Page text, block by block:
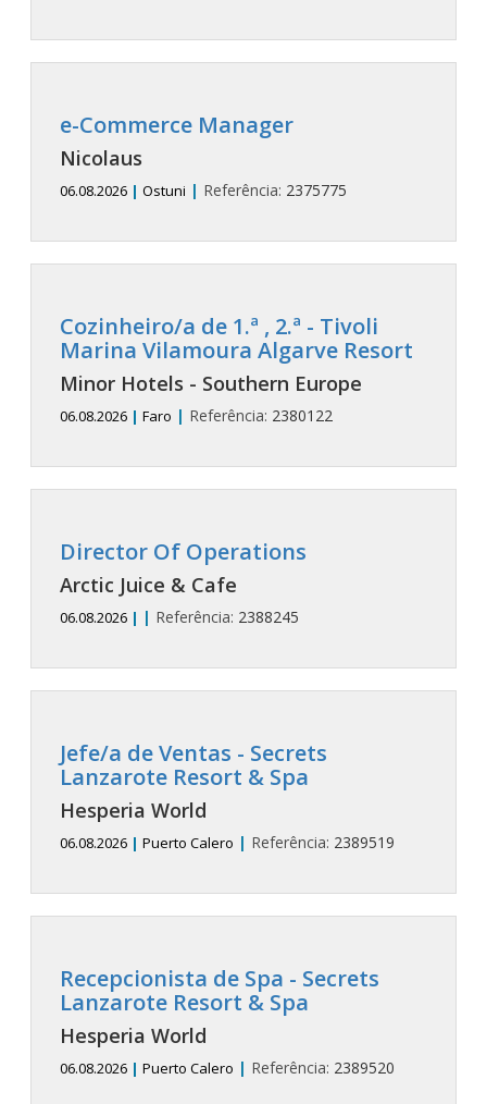
e-Commerce Manager
Nicolaus
06.08.2026 | Ostuni | Referência: 2375775
Cozinheiro/a de 1.ª , 2.ª - Tivoli
Marina Vilamoura Algarve Resort
Minor Hotels - Southern Europe
06.08.2026 | Faro | Referência: 2380122
Director Of Operations
Arctic Juice & Cafe
06.08.2026 | | Referência: 2388245
Jefe/a de Ventas - Secrets
Lanzarote Resort & Spa
Hesperia World
06.08.2026 | Puerto Calero | Referência: 2389519
Recepcionista de Spa - Secrets
Lanzarote Resort & Spa
Hesperia World
06.08.2026 | Puerto Calero | Referência: 2389520